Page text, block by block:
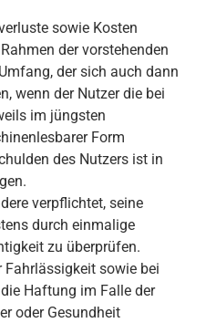
sowie Kosten
der vorstehenden
der sich auch dann
wenn der Nutzer die bei
im jüngsten
Form
des Nutzers ist in
verpflichtet, seine
durch einmalige
zu überprüfen.
Fahrlässigkeit sowie bei
Haftung im Falle der
oder Gesundheit